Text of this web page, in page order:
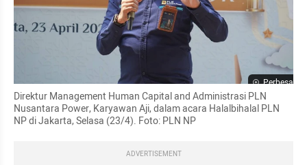
Perbesar
Direktur Management Human Capital and Administrasi PLN
Nusantara Power, Karyawan Aji, dalam acara Halalbihalal PLN
NP di Jakarta, Selasa (23/4). Foto: PLN NP
ADVERTISEMENT